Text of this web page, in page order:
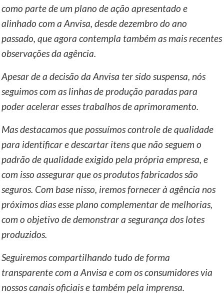
como parte de um plano de ação apresentado e
alinhado com a Anvisa, desde dezembro do ano
passado, que agora contempla também as mais recentes
observações da agência.
Apesar de a decisão da Anvisa ter sido suspensa, nós
seguimos com as linhas de produção paradas para
poder acelerar esses trabalhos de aprimoramento.
Mas destacamos que possuímos controle de qualidade
para identificar e descartar itens que não seguem o
padrão de qualidade exigido pela própria empresa, e
com isso assegurar que os produtos fabricados são
seguros. Com base nisso, iremos fornecer à agência nos
próximos dias esse plano complementar de melhorias,
com o objetivo de demonstrar a segurança dos lotes
produzidos.
Seguiremos compartilhando tudo de forma
transparente com a Anvisa e com os consumidores via
nossos canais oficiais e também pela imprensa.